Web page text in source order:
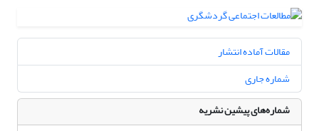
مقالات آماده انتشار
شماره جاری
شماره‌های پیشین نشریه